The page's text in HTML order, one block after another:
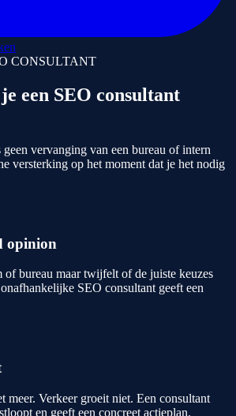
CONSULTANT
een SEO consultant
vervanging van een bureau of intern
versterking op het moment dat je het nodig
opinion
of bureau maar twijfelt of de juiste keuzes
SEO consultant geeft een
meer. Verkeer groeit niet. Een consultant
en geeft een concreet actieplan.